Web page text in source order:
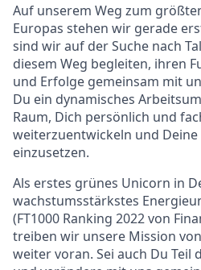
Auf unserem Weg zum
Europas stehen wir gerade
sind wir auf der Suche nach
diesem Weg begleiten, ihren
und Erfolge gemeinsam mit
Du ein dynamisches
Raum, Dich persönlich und
weiterzuentwickeln und
einzusetzen.
Als erstes grünes Unicorn in
wachstumsstärkstes
(FT1000 Ranking 2022 von
treiben wir unsere Mission
weiter voran. Sei auch Du Teil